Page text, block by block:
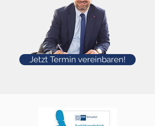
Jetzt Termin vereinbaren!